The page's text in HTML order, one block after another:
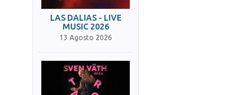
LAS DALIAS - LIVE
MUSIC 2026
13 Agosto 2026